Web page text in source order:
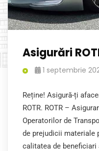
Asigurări
1 septembrie
Reține! Asigură-ți
ROTR. ROTR –
Operatorilor de
de prejudicii materiale
calitatea de